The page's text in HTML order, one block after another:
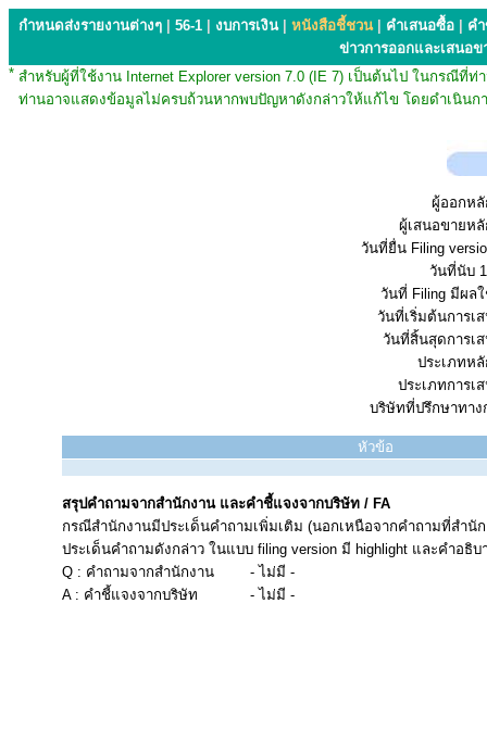
กำหนดส่งรายงานต่างๆ 56-1 งบการเงิน หนังสือชี้ชวน คำเสนอซื้อ
ค
ข่าวการออกและเสนอข
* สำหรับผู้ที่ใช้งาน Internet Explorer version 7.0 (IE 7) เป็นต้นไป ในกรณี
ท่านอาจแสดงข้อมูลไม่ครบถ้วนหากพบปัญหาดังกล่าวให้แก้ไข โดยดำเนินก
ผู้ออกห
ผู้เสนอขายห
วันที่ยื่น Filing
วันที่นับ
วันที่ Filing มีผล
วันที่เริ่มต้นการเ
วันที่สิ้นสุดการเ
ประเภทห
ประเภทการเ
บริษัทที่ปรึกษาทาง
หัวข้อ
สรุปคำถามจากสำนักงาน และคำชี้แจงจากบริษัท / FA
กรณีสำนักงานมีประเด็นคำถามเพิ่มเติม (นอกเหนือจากคำถามที่สำ
ประเด็นคำถามดังกล่าว ในแบบ filing version มี highlight และคำอธิ
Q : คำถามจากสำนักงาน
- ไม่มี -
A : คำชี้แจงจากบริษัท
- ไม่มี -